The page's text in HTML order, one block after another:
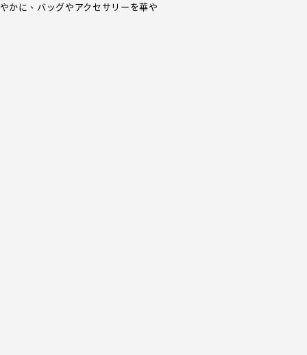
かに、バッグやアクセサリーを華や